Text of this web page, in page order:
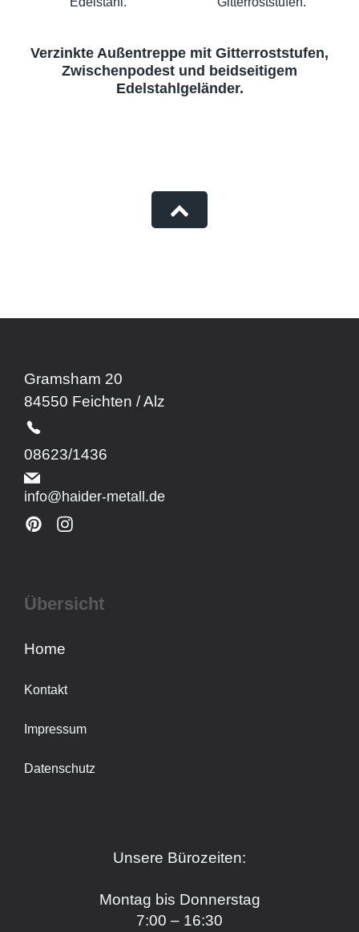
Verzinkte Außentreppe mit Gitterroststufen,
Zwischenpodest und beidseitigem
Edelstahlgeländer.
Gramsham 20
84550 Feichten / Alz
08623/1436
info@haider-metall.de
Übersicht
Home
Kontakt
Impressum
Datenschutz
Unsere Bürozeiten:
Montag bis Donnerstag
7:00 – 16:30